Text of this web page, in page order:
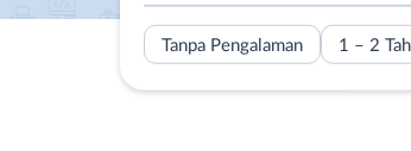
Tanpa Pengalaman 1 – 2